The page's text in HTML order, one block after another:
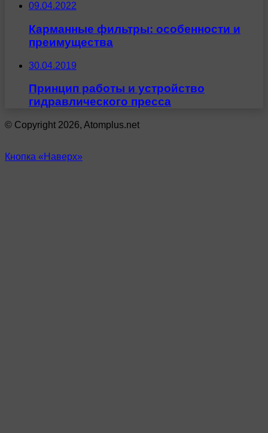
09.04.2022
Карманные фильтры: особенности и
преимущества
30.04.2019
Принцип работы и устройство
гидравлического пресса
© Copyright 2026, Atomplus.net
Кнопка «Наверх»